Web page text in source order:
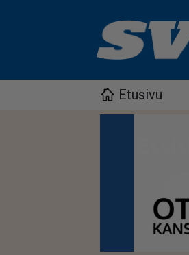
Etusivu